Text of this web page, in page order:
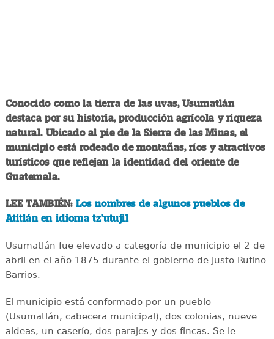
Conocido como la tierra de las uvas, Usumatlán
destaca por su historia, producción agrícola y riqueza
natural. Ubicado al pie de la Sierra de las Minas, el
municipio está rodeado de montañas, ríos y atractivos
turísticos que reflejan la identidad del oriente de
Guatemala.
LEE TAMBIÉN: Los nombres de algunos pueblos de
Atitlán en idioma tz'utujil
Usumatlán fue elevado a categoría de municipio el 2 de
abril en el año 1875 durante el gobierno de Justo Rufino
Barrios.
El municipio está conformado por un pueblo
(Usumatlán, cabecera municipal), dos colonias, nueve
aldeas, un caserío, dos parajes y dos fincas. Se le